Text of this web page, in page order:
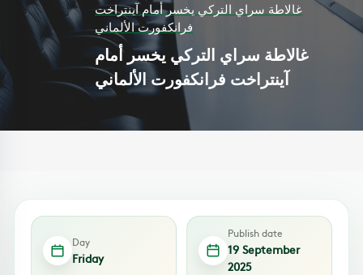
غالاطة سراي التركي يخسر أمام آينتراخت
فرانكفورت الألماني
غالاطة سراي التركي يخسر أمام
آينتراخت فرانكفورت الألماني
Day
Friday
Publish date
19 September
2025